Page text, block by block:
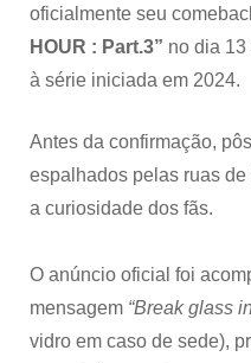
oficialmente seu
HOUR : Part.3” no dia
à série iniciada em 2024.
Antes da confirmação,
espalhados pelas ruas
a curiosidade dos fãs.
O anúncio oficial foi
mensagem “Break glass
vidro em caso de sede),